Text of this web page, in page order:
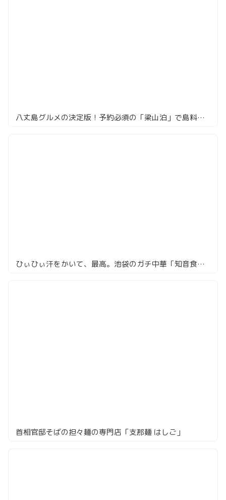
八丈島グルメの決定版！予約必須の「梁山泊」で島料理を堪能！
ひぃひぃ汗をかいて、最高。池袋のガチ中華「知音食堂」で本場四川を浴びる
首相官邸そばの担々麺の専門店「支那麺 はしご」